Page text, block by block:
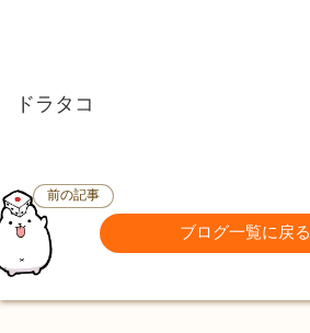
ドラタコ
前の記事
ブログ一覧に戻る